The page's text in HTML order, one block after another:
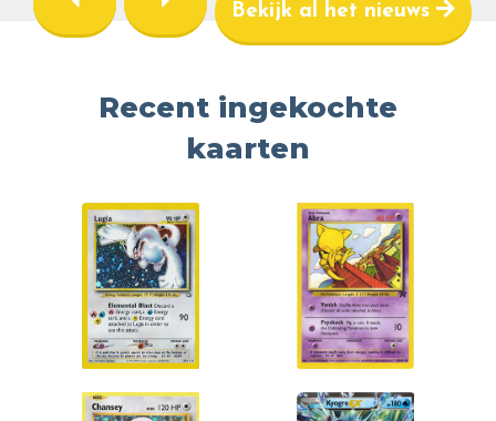
Bekijk al het nieuws
Recent ingekochte
kaarten